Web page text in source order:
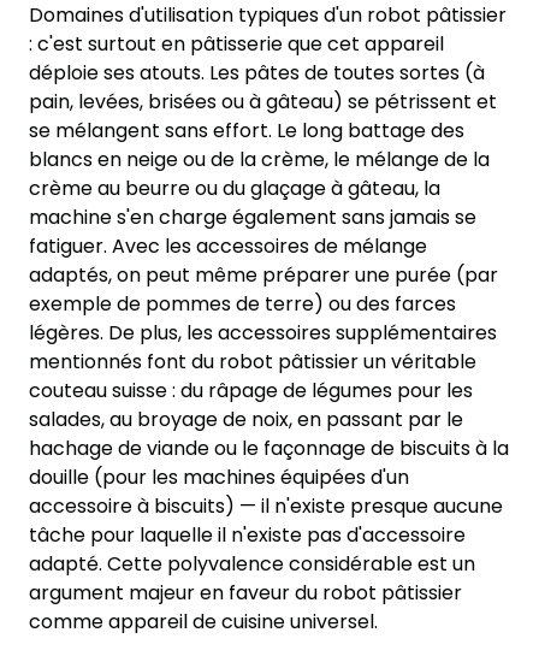
Domaines d'utilisation typiques d'un robot pâtissier
: c'est surtout en pâtisserie que cet appareil
déploie ses atouts. Les pâtes de toutes sortes (à
pain, levées, brisées ou à gâteau) se pétrissent et
se mélangent sans effort. Le long battage des
blancs en neige ou de la crème, le mélange de la
crème au beurre ou du glaçage à gâteau, la
machine s'en charge également sans jamais se
fatiguer. Avec les accessoires de mélange
adaptés, on peut même préparer une purée (par
exemple de pommes de terre) ou des farces
légères. De plus, les accessoires supplémentaires
mentionnés font du robot pâtissier un véritable
couteau suisse : du râpage de légumes pour les
salades, au broyage de noix, en passant par le
hachage de viande ou le façonnage de biscuits à la
douille (pour les machines équipées d'un
accessoire à biscuits) — il n'existe presque aucune
tâche pour laquelle il n'existe pas d'accessoire
adapté. Cette polyvalence considérable est un
argument majeur en faveur du robot pâtissier
comme appareil de cuisine universel.